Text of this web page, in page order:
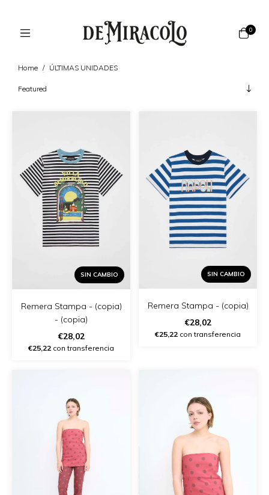
0
Home / ÚLTIMAS UNIDADES
SIN CAMBIO
Remera Stampa - (copia)
- (copia)
€28,02
€25,22 con transferencia
SIN CAMBIO
Remera Stampa - (copia)
€28,02
€25,22 con transferencia